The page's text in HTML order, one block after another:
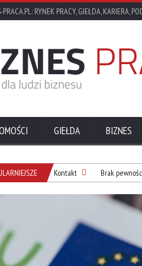
PRACA.PL: RYNEK PRACY, GIEŁDA, KARIERA,
GIEŁDA BIZNES
Kontakt Brak